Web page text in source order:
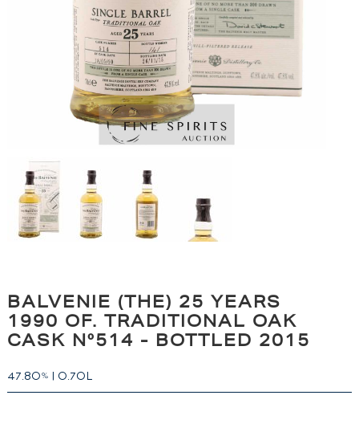
BALVENIE (THE) 25 YEARS
1990 OF. TRADITIONAL OAK
CASK N°514 - BOTTLED 2015
47.80% | 0.70L